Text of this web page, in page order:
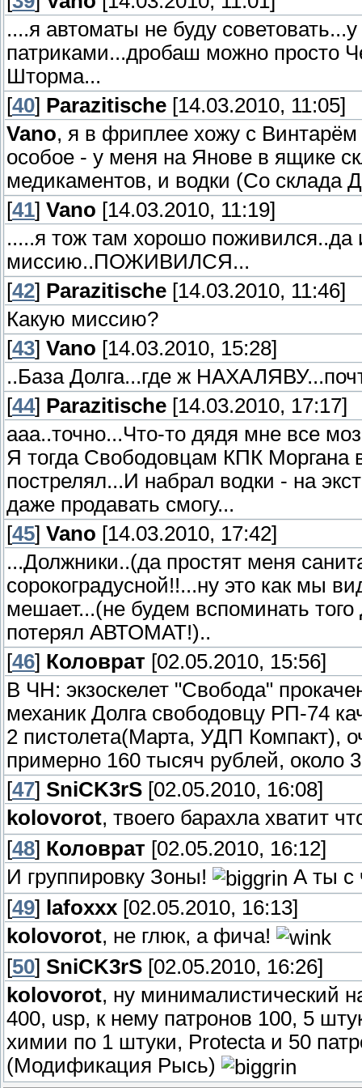
....я автоматы не буду
патриками...дробаш можно
Шторма...
[40] Parazitische [14.03.2010, 11:05]
Vano, я в фриплее хожу с
особое - у меня на Янове в ящике
медикаментов, и водки (Со склада
[41] Vano [14.03.2010, 11:19]
.....я тож там хорошо поживился..да
миссию..ПОЖИВИЛСЯ...
[42] Parazitische [14.03.2010, 11:46]
Какую миссию?
[43] Vano [14.03.2010, 15:28]
..База Долга...где ж
[44] Parazitische [14.03.2010, 17:17]
ааа..точно...Что-то дядя мне все
Я тогда Свободовцам КПК Моргана
пострелял...И набрал водки - на
даже продавать смогу...
[45] Vano [14.03.2010, 17:42]
...Должники..(да простят меня
сорокоградусной!!...ну это как мы
мешает...(не будем вспоминать
потерял АВТОМАТ!)..
[46] Коловрат [02.05.2010, 15:56]
В ЧН: экзоскелет "Свобода"
механик Долга свободовцу РП-74
2 пистолета(Марта, УДП Компакт),
примерно 160 тысяч рублей, около
[47] SniCK3rS [02.05.2010, 16:08]
kolovorot, твоего барахла хватит
[48] Коловрат [02.05.2010, 16:12]
И группировку Зоны!
А ты с
[49] lafoxxx [02.05.2010, 16:13]
kolovorot, не глюк, а фича!
[50] SniCK3rS [02.05.2010, 16:26]
kolovorot, ну минималистический
400, usp, к нему патронов 100, 5
химии по 1 штуки, Protecta и 50
(Модификация Рысь)